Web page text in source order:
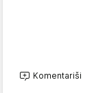
Komentariši